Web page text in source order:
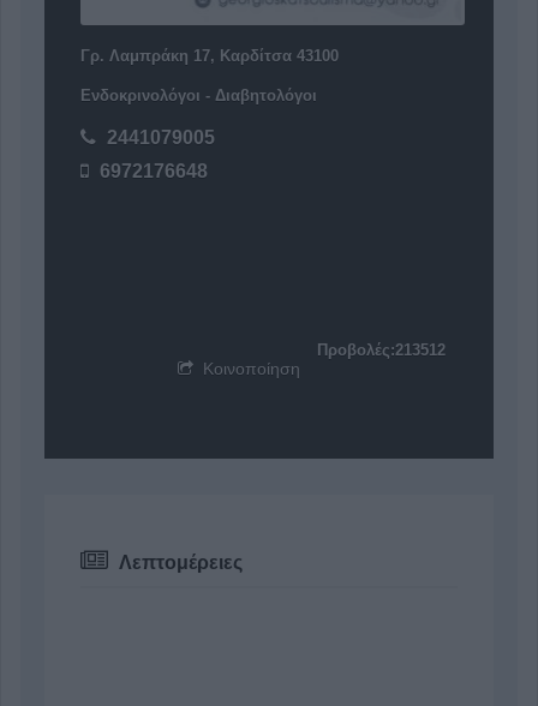
Γρ. Λαμπράκη 17, Καρδίτσα 43100
Ενδοκρινολόγοι - Διαβητολόγοι
2441079005
6972176648
Προβολές:213512
Κοινοποίηση
Λεπτομέρειες